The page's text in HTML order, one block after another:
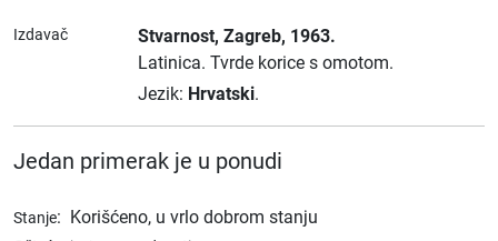
Izdavač Stvarnost, Zagreb, 1963.
Latinica. Tvrde korice s omotom.
Jezik: Hrvatski.
Jedan primerak je u ponudi
Stanje: Korišćeno, u vrlo dobrom stanju